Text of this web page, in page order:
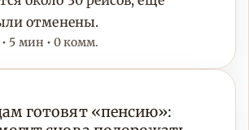
отменены.
5 мин • 0 комм.
готовят «пенсию»: